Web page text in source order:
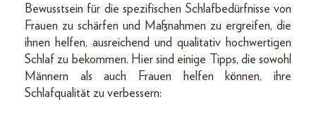
Bewusstsein für die spezifischen Schlafbedürfnisse von
Frauen zu schärfen und Maßnahmen zu ergreifen, die
ihnen helfen, ausreichend und qualitativ hochwertigen
Schlaf zu bekommen. Hier sind einige Tipps, die sowohl
Männern als auch Frauen helfen können, ihre
Schlafqualität zu verbessern: